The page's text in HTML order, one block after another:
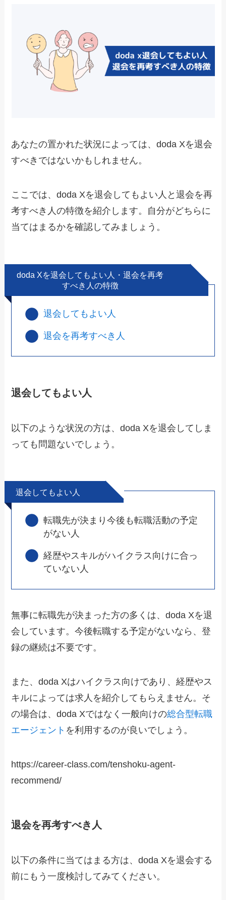
あなたの置かれた状況によっては、doda Xを退会
すべきではないかもしれません。
ここでは、doda Xを退会してもよい人と退会を再
考すべき人の特徴を紹介します。自分がどちらに
当てはまるかを確認してみましょう。
doda Xを退会してもよい人・退会を再考
すべき人の特徴
退会してもよい人
退会を再考すべき人
退会してもよい人
以下のような状況の方は、doda Xを退会してしま
っても問題ないでしょう。
退会してもよい人
転職先が決まり今後も転職活動の予定
がない人
経歴やスキルがハイクラス向けに合っ
ていない人
無事に転職先が決まった方の多くは、doda Xを退
会しています。今後転職する予定がないなら、登
録の継続は不要です。
また、doda Xはハイクラス向けであり、経歴やス
キルによっては求人を紹介してもらえません。そ
の場合は、doda Xではなく一般向けの総合型転職
エージェント を利用するのが良いでしょう。
https://career-class.com/tenshoku-agent-
recommend/
退会を再考すべき人
以下の条件に当てはまる方は、doda Xを退会する
前にもう一度検討してみてください。